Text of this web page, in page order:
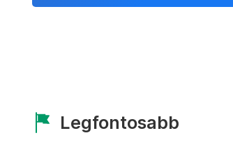
Legfontosabb